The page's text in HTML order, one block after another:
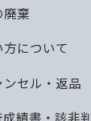
廃棄
について
セル・返品
績書・該非